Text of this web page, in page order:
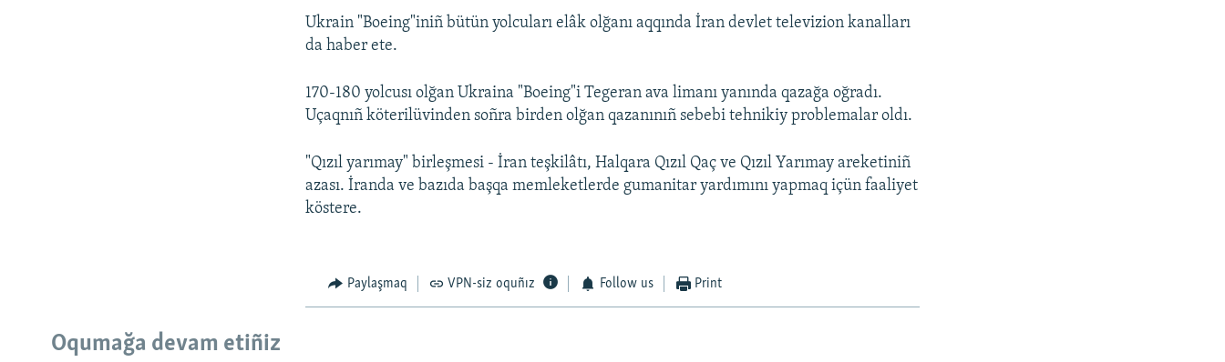
Ukrain "Boeing"iniñ bütün yolcuları elâk olğanı aqqında İran devlet televizion kanalları
da haber ete.
170-180 yolcusı olğan Ukraina "Boeing"i Tegeran ava limanı yanında qazağa oğradı.
Uçaqnıñ köterilüvinden soñra birden olğan qazanınıñ sebebi tehnikiy problemalar oldı.
"Qızıl yarımay" birleşmesi - İran teşkilâtı, Halqara Qızıl Qaç ve Qızıl Yarımay areketiniñ
azası. İranda ve bazıda başqa memleketlerde gumanitar yardımını yapmaq içün faaliyet
köstere.
Paylaşmaq VPN-siz oquñız Follow us Print
Oqumağa devam etiñiz